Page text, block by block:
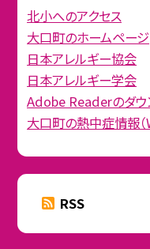
北小へのアクセス
大口町のホームページ
日本アレルギー協会
日本アレルギー学会
Adobe Readerのダウ
大口町の熱中症情報（
RSS